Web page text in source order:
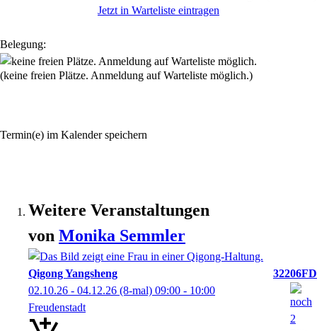
Jetzt in Warteliste eintragen
Belegung:
(keine freien Plätze. Anmeldung auf Warteliste möglich.)
Termin(e) im Kalender speichern
Weitere Veranstaltungen
von Monika Semmler
Qigong Yangsheng
32206FD
02.10.26 - 04.12.26 (8-mal) 09:00 - 10:00
Freudenstadt